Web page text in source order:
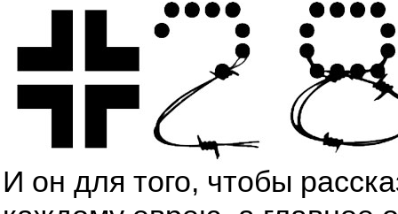
И он для того, чтобы